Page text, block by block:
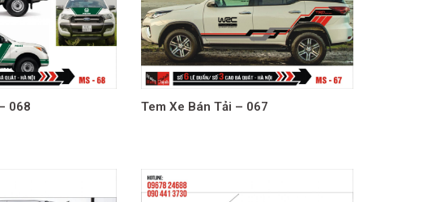
068 Tem Xe Bán Tải – 067